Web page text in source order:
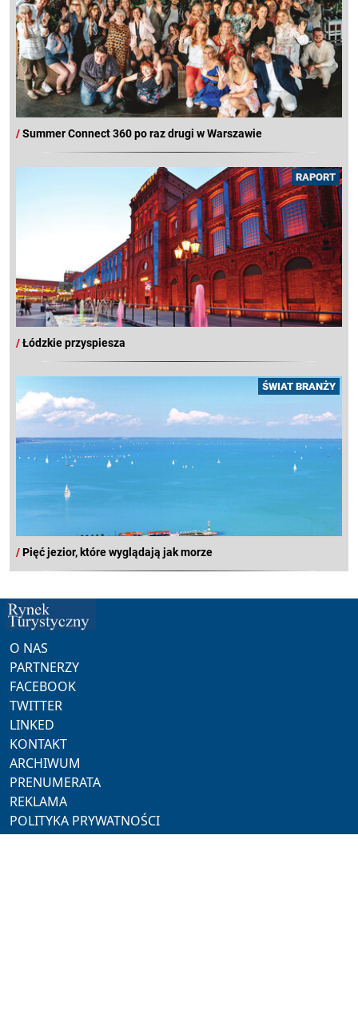
/Summer Connect 360 po raz drugi w Warszawie
RAPORT
/Łódzkie przyspiesza
ŚWIAT BRANŻY
/Pięć jezior, które wyglądają jak morze
O NAS
PARTNERZY
FACEBOOK
TWITTER
LINKED
KONTAKT
ARCHIWUM
PRENUMERATA
REKLAMA
POLITYKA PRYWATNOŚCI
NASZE SERWISY